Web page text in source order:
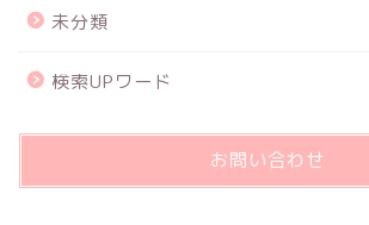
未分類
検索UPワード
お問い合わせ